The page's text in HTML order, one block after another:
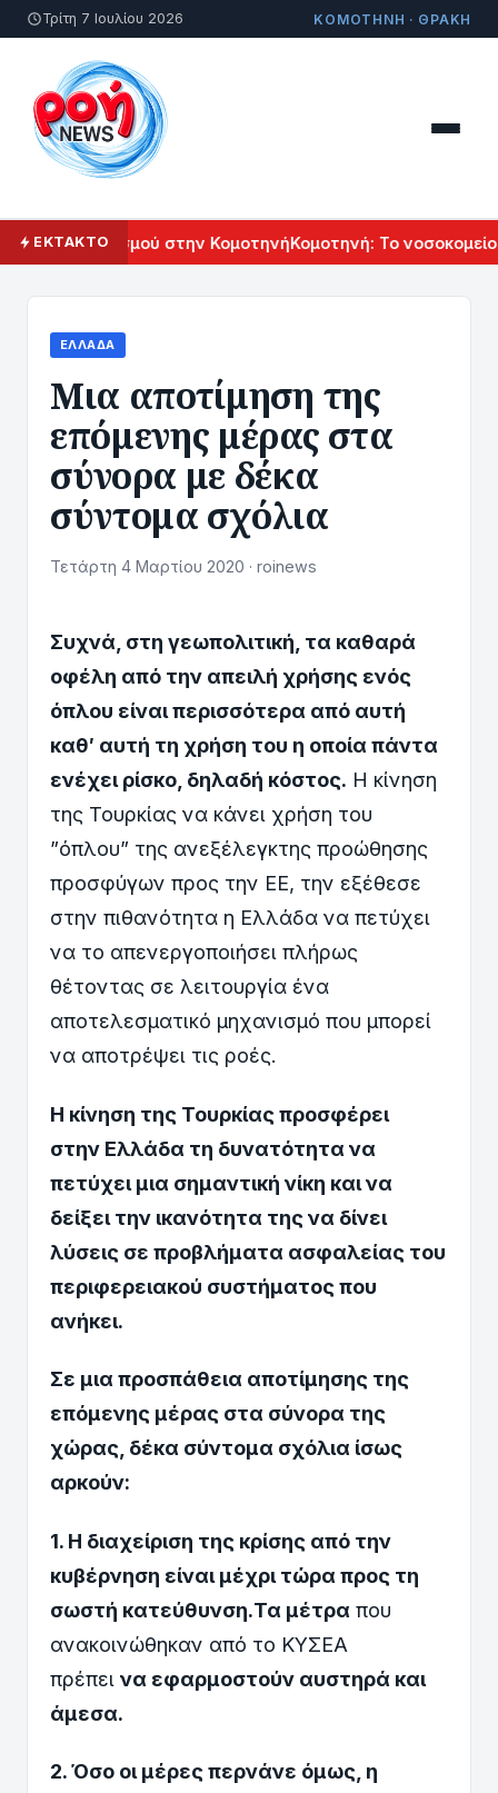
Τρίτη 7 Ιουλίου 2026 ΚΟΜΟΤΗΝΗ · ΘΡΑΚΗ
ΕΚΤΑΚΤΟ
Πολιτισμού στην ΚομοτηνήΚομοτηνή: Το νοσοκομείο
ΕΛΛΆΔΑ
Μια αποτίμηση της
επόμενης μέρας στα
σύνορα με δέκα
σύντομα σχόλια
Τετάρτη 4 Μαρτίου 2020 · roinews
Συχνά, στη γεωπολιτική, τα καθαρά
οφέλη από την απειλή χρήσης ενός
όπλου είναι περισσότερα από αυτή
καθ′ αυτή τη χρήση του η οποία πάντα
ενέχει ρίσκο, δηλαδή κόστος. Η κίνηση
της Τουρκίας να κάνει χρήση του
”όπλου” της ανεξέλεγκτης προώθησης
προσφύγων προς την ΕΕ, την εξέθεσε
στην πιθανότητα η Ελλάδα να πετύχει
να το απενεργοποιήσει πλήρως
θέτοντας σε λειτουργία ένα
αποτελεσματικό μηχανισμό που μπορεί
να αποτρέψει τις ροές.
Η κίνηση της Τουρκίας προσφέρει
στην Ελλάδα τη δυνατότητα να
πετύχει μια σημαντική νίκη και να
δείξει την ικανότητα της να δίνει
λύσεις σε προβλήματα ασφαλείας του
περιφερειακού συστήματος που
ανήκει.
Σε μια προσπάθεια αποτίμησης της
επόμενης μέρας στα σύνορα της
χώρας, δέκα σύντομα σχόλια ίσως
αρκούν:
1. Η διαχείριση της κρίσης από την
κυβέρνηση είναι μέχρι τώρα προς τη
σωστή κατεύθυνση.Τα μέτρα που
ανακοινώθηκαν από το ΚΥΣΕΑ
πρέπει να εφαρμοστούν αυστηρά και
άμεσα.
2. Όσο οι μέρες περνάνε όμως, η